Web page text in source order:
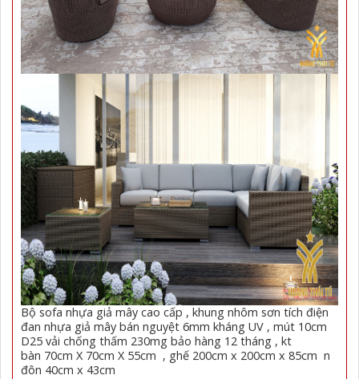
Bộ sofa nhựa giả mây cao cấp , khung nhôm sơn tích điện
đan nhựa giả mây bán nguyệt 6mm kháng UV , mút 10cm
D25 vải chống thấm 230mg bảo hàng 12 tháng , kt
bàn 70cm X 70cm X 55cm , ghế 200cm x 200cm x 85cm n
đôn 40cm x 43cm